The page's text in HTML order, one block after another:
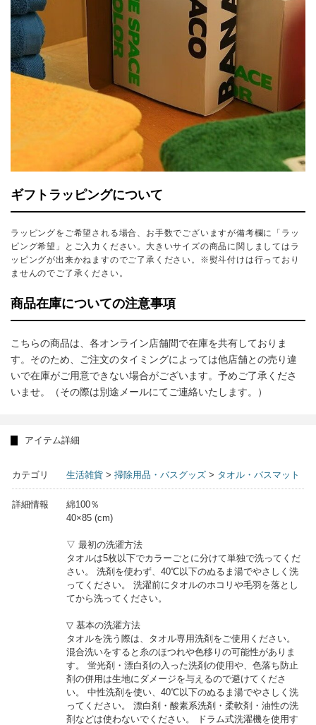
ギフトラッピングについて
ラッピングをご希望される場合、お手数でございますが備考欄に「ラッ
ピング希望」とご入力ください。大きいサイズの商品に関しましてはラ
ッピングが出来かねますのでご了承ください。※熨斗付けは行っており
ませんのでご了承ください。
商品在庫についての注意事項
こちらの商品は、各オンライン店舗間で在庫を共有しておりま
す。そのため、ご注文のタイミングによっては他店舗との売り違
いで在庫がご用意できない場合がございます。予めご了承くださ
いませ。（その際は別途メールにてご連絡いたします。）
アイテム詳細
カテゴリ 生活雑貨 > 掃除用品・バスグッズ > タオル・バスマット
詳細情報
綿100％
40×85 (cm)
▽ 最初の洗濯方法
タオルは5枚以下でカラーごとに分けて単独で洗ってくだ
さい。 洗剤を使わず、40℃以下のぬるま湯でやさしく洗
ってください。 洗濯前にタオルのホコリや毛羽を落とし
てから洗ってください。
▽ 基本の洗濯方法
タオルを洗う際は、タオル専用洗剤をご使用ください。
混合洗いをすると糸のほつれや色移りの可能性がありま
す。 蛍光剤・漂白剤の入った洗剤の使用や、色落ち防止
剤の併用は生地にダメージを与えるので避けてくださ
い。 中性洗剤を使い、40℃以下のぬるま湯でやさしく洗
ってください。 漂白剤・酸素系洗剤・柔軟剤・油性の洗
剤などは使わないでください。 ドラム式洗濯機を使用す